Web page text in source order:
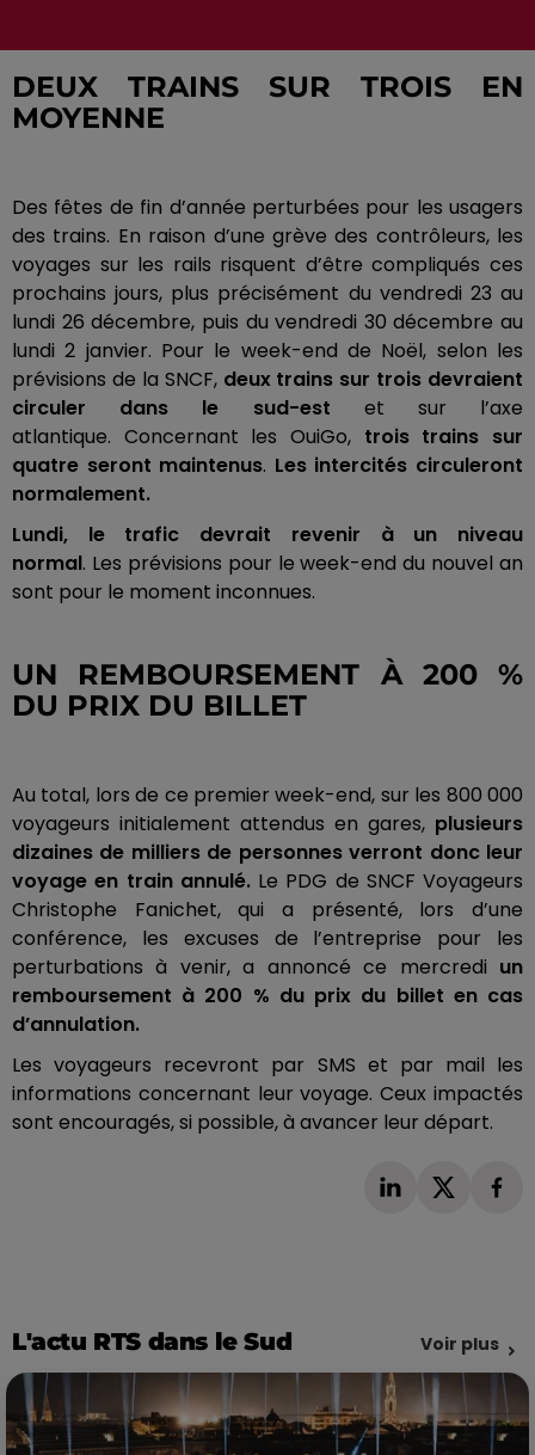
DEUX TRAINS SUR TROIS EN
MOYENNE
Des fêtes de fin d’année perturbées pour les usagers
des trains. En raison d’une grève des contrôleurs, les
voyages sur les rails risquent d’être compliqués ces
prochains jours, plus précisément du vendredi 23 au
lundi 26 décembre, puis du vendredi 30 décembre au
lundi 2 janvier. Pour le week-end de Noël, selon les
prévisions de la SNCF,deux trains sur trois devraient
circuler dans le sud-est et sur l’axe
atlantique. Concernant les OuiGo, trois trains sur
quatre seront maintenus. Les intercités circuleront
normalement.
Lundi, le trafic devrait revenir à un niveau
normal. Les prévisions pour le week-end du nouvel an
sont pour le moment inconnues.
UN REMBOURSEMENT À 200 %
DU PRIX DU BILLET
Au total, lors de ce premier week-end, sur les 800 000
voyageurs initialement attendus en gares, plusieurs
dizaines de milliers de personnes verront donc leur
voyage en train annulé.Le PDG de SNCF Voyageurs
Christophe Fanichet, qui a présenté, lors d’une
conférence, les excuses de l’entreprise pour les
perturbations à venir, a annoncé ce mercredi un
remboursement à 200 % du prix du billet en cas
d’annulation.
Les voyageurs recevront par SMS et par mail les
informations concernant leur voyage. Ceux impactés
sont encouragés, si possible, à avancer leur départ.
L'actu RTS dans le Sud Voir plus